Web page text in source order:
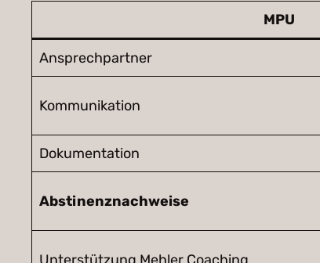
MPU
Ansprechpartner
Kommunikation
Dokumentation
Abstinenznachweise